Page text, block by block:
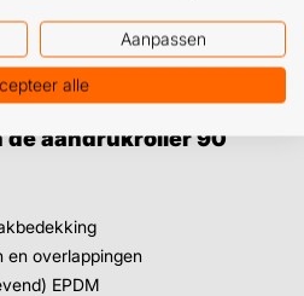
de aandrukroller 90
en overlappingen
EPDM
Aanpassen
alle